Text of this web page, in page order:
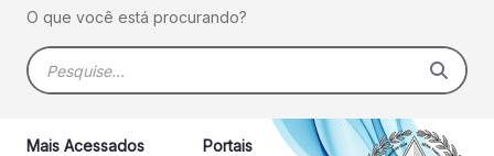
O que você está procurando?
Barra de busca
Mais Acessados
Portais